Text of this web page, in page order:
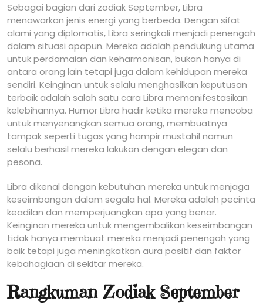
Sebagai bagian dari zodiak September, Libra
menawarkan jenis energi yang berbeda. Dengan sifat
alami yang diplomatis, Libra seringkali menjadi penengah
dalam situasi apapun. Mereka adalah pendukung utama
untuk perdamaian dan keharmonisan, bukan hanya di
antara orang lain tetapi juga dalam kehidupan mereka
sendiri. Keinginan untuk selalu menghasilkan keputusan
terbaik adalah salah satu cara Libra memanifestasikan
kelebihannya. Humor Libra hadir ketika mereka mencoba
untuk menyenangkan semua orang, membuatnya
tampak seperti tugas yang hampir mustahil namun
selalu berhasil mereka lakukan dengan elegan dan
pesona.
Libra dikenal dengan kebutuhan mereka untuk menjaga
keseimbangan dalam segala hal. Mereka adalah pecinta
keadilan dan memperjuangkan apa yang benar.
Keinginan mereka untuk mengembalikan keseimbangan
tidak hanya membuat mereka menjadi penengah yang
baik tetapi juga meningkatkan aura positif dan faktor
kebahagiaan di sekitar mereka.
Rangkuman Zodiak September